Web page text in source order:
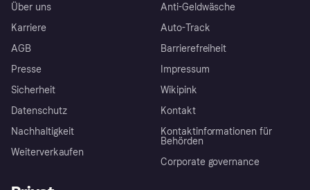
Über uns
Karriere
AGB
Presse
Sicherheit
Datenschutz
Nachhaltigkeit
Weiterverkaufen
Anti-Geldwäsche
Auto-Track
Barrierefreiheit
Impressum
Wikipink
Kontakt
Kontaktinformationen für
Behörden
Corporate governance